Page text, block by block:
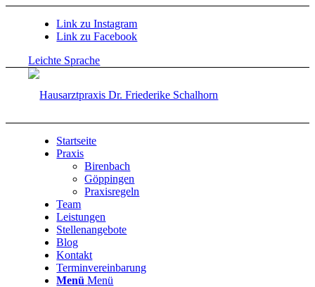
Link zu Instagram
Link zu Facebook
Leichte Sprache
Startseite
Praxis
Birenbach
Göppingen
Praxisregeln
Team
Leistungen
Stellenangebote
Blog
Kontakt
Terminvereinbarung
Menü Menü